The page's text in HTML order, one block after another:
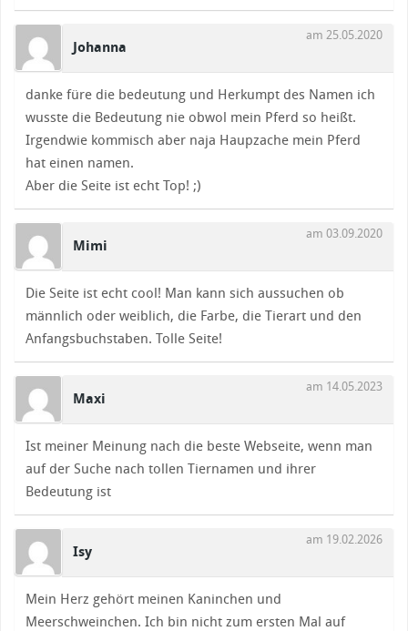
Johanna
am 25.05.2020
danke füre die bedeutung und Herkumpt des Namen ich
wusste die Bedeutung nie obwol mein Pferd so heißt.
Irgendwie kommisch aber naja Haupzache mein Pferd
hat einen namen.
Aber die Seite ist echt Top! ;)
Mimi
am 03.09.2020
Die Seite ist echt cool! Man kann sich aussuchen ob
männlich oder weiblich, die Farbe, die Tierart und den
Anfangsbuchstaben. Tolle Seite!
Maxi
am 14.05.2023
Ist meiner Meinung nach die beste Webseite, wenn man
auf der Suche nach tollen Tiernamen und ihrer
Bedeutung ist
Isy
am 19.02.2026
Mein Herz gehört meinen Kaninchen und
Meerschweinchen. Ich bin nicht zum ersten Mal auf